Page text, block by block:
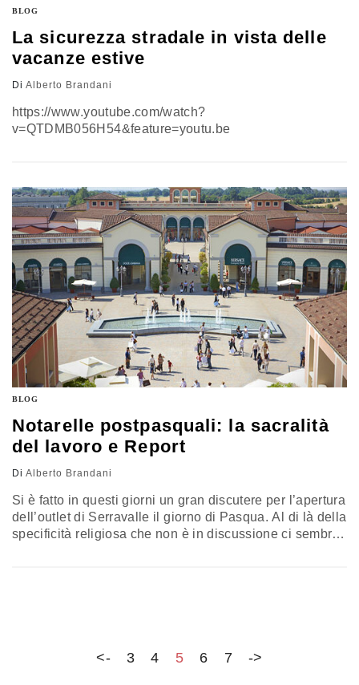
BLOG
La sicurezza stradale in vista delle
vacanze estive
Di Alberto Brandani
https://www.youtube.com/watch?
v=QTDMB056H54&feature=youtu.be
BLOG
Notarelle postpasquali: la sacralità
del lavoro e Report
Di Alberto Brandani
Si è fatto in questi giorni un gran discutere per l’apertura
dell’outlet di Serravalle il giorno di Pasqua. Al di là della
specificità religiosa che non è in discussione ci sembra
<- 3 4 5 6 7 ->